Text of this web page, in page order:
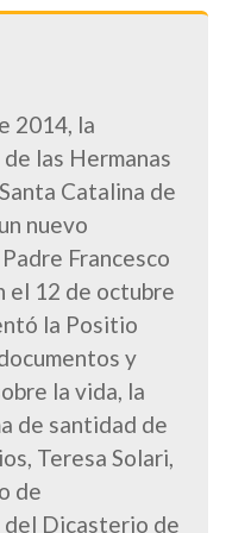
2014, la
las Hermanas
Catalina de
nuevo
Francesco
el 12 de octubre
la Positio
y
la vida, la
de santidad de
Teresa Solari,
de
Dicasterio de